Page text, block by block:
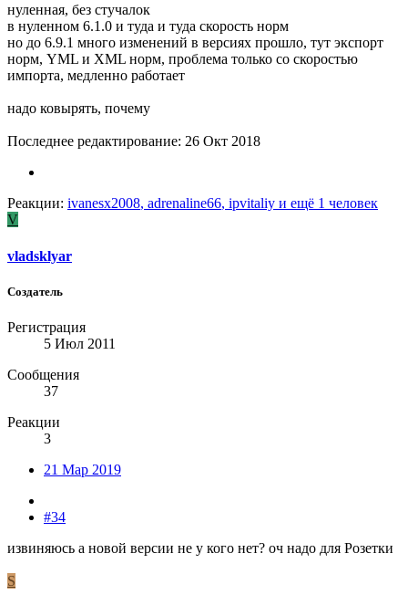
нуленная, без стучалок
в нуленном 6.1.0 и туда и туда скорость норм
но до 6.9.1 много изменений в версиях прошло, тут экспорт
норм, YML и XML норм, проблема только со скоростью
импорта, медленно работает
надо ковырять, почему
Последнее редактирование: 26 Окт 2018
Реакции: ivanesx2008, adrenaline66, ipvitaliy и ещё 1 человек
V
vladsklyar
Создатель
Регистрация
5 Июл 2011
Сообщения
37
Реакции
3
21 Мар 2019
#34
извиняюсь а новой версии не у кого нет? оч надо для Розетки
S